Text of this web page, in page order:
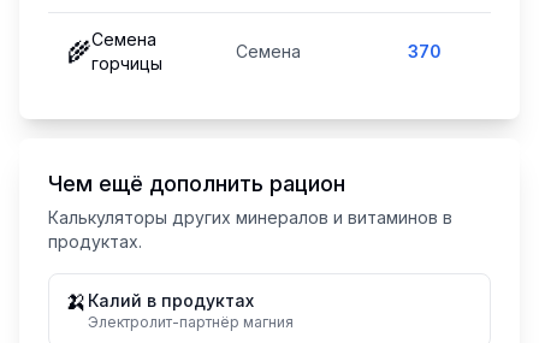
🌾Семена
горчицы
Семена 370
Чем ещё дополнить рацион
Калькуляторы других минералов и витаминов в
продуктах.
🍌 Калий в продуктах
Электролит-партнёр магния